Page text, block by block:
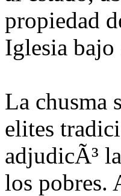
propiedad
Iglesia bajo
La chusma
elites
adjudicÃ³
los pobres.